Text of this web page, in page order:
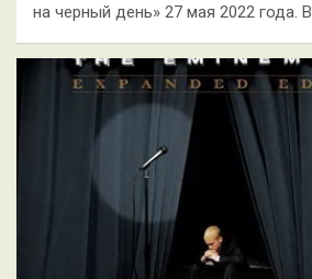
на черный день» 27 мая 2022 года.